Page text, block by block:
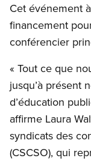
Cet événement
financement
conférencier
« Tout ce que
jusqu’à présent
d’éducation
affirme Laura
syndicats des
(CSCSO), qui